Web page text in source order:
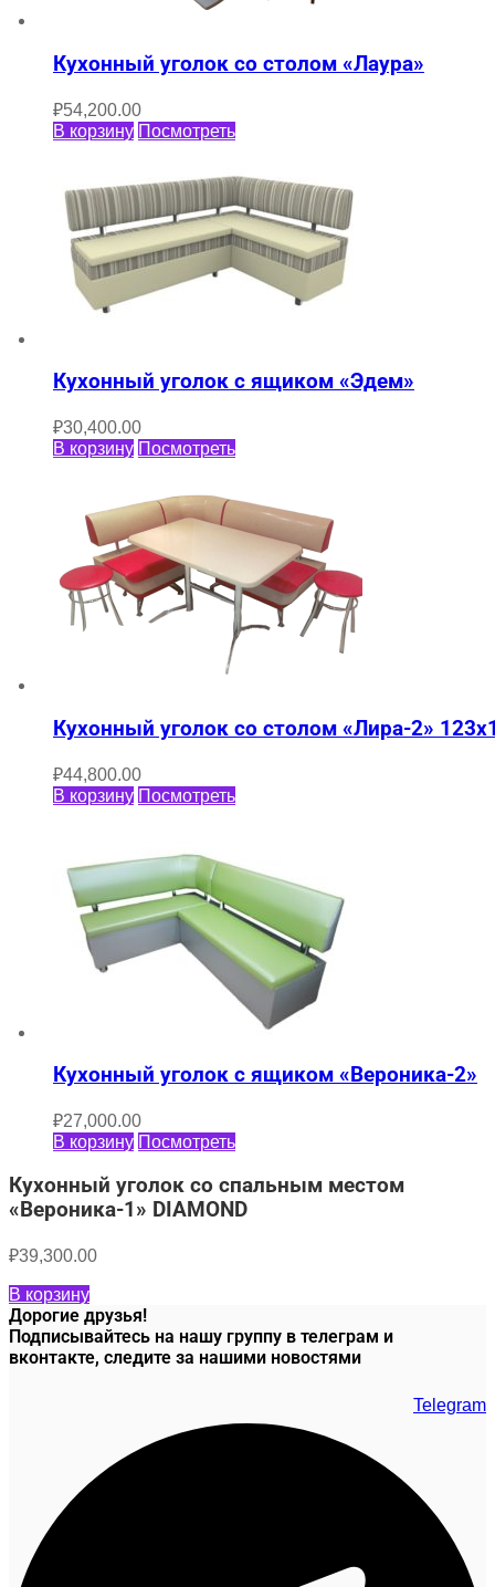
Кухонный уголок со столом «Лаура»
₽54,200.00
В корзину Посмотреть
Кухонный уголок с ящиком «Эдем»
₽30,400.00
В корзину Посмотреть
Кухонный уголок со столом «Лира-2»
₽44,800.00
В корзину Посмотреть
Кухонный уголок с ящиком «Вероника-2»
₽27,000.00
В корзину Посмотреть
Кухонный уголок со спальным местом
«Вероника-1» DIAMOND
₽39,300.00
В корзину
Дорогие друзья!
Подписывайтесь на нашу группу в телеграм и
вконтакте, следите за нашими новостями
Telegram